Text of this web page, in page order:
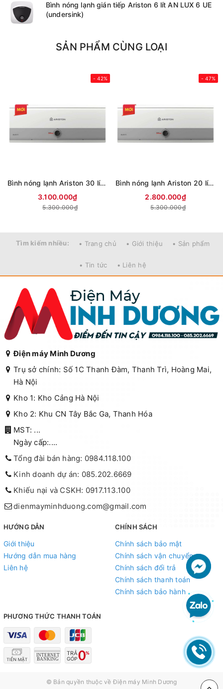
Bình nóng lạnh gián tiếp Ariston 6 lít AN LUX 6 UE
(undersink)
SẢN PHẨM CÙNG LOẠI
- 42%
Bình nóng lạnh Ariston 30 lít SLIM3 30 R VN (mới 2024)
3.100.000₫
5.300.000₫
- 47%
Bình nóng lạnh Ariston 20 lít SLIM3 20 R VN (mới 2024)
2.800.000₫
5.300.000₫
Tìm kiếm nhiều: • Trang chủ • Giới thiệu • Sản phẩm
• Tin tức • Liên hệ
Điện máy Minh Dương
Trụ sở chính: Số 1C Thanh Đàm, Thanh Trì, Hoàng Mai,
Hà Nội
Kho 1: Kho Cảng Hà Nội
Kho 2: Khu CN Tây Bắc Ga, Thanh Hóa
MST: ...
Ngày cấp:....
Tổng đài bán hàng: 0984.118.100
Kinh doanh dự án: 085.202.6669
Khiếu nại và CSKH: 0917.113.100
dienmayminhduong.com@gmail.com
HƯỚNG DẪN
Giới thiệu
Hướng dẫn mua hàng
Liên hệ
CHÍNH SÁCH
Chính sách bảo mật
Chính sách vận chuyển
Chính sách đổi trả
Chính sách thanh toán
Chính sách bảo hành
PHƯƠNG THỨC THANH TOÁN
© Bản quyền thuộc về Điện máy Minh Dương